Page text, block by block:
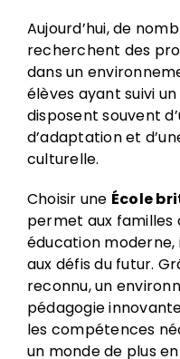
Aujourd’hui, de
recherchent des
dans un
élèves ayant suivi
disposent souvent
d’adaptation et
culturelle.
Choisir une École
permet aux familles
éducation
aux défis du futur.
reconnu, un
pédagogie
les compétences
un monde de plus